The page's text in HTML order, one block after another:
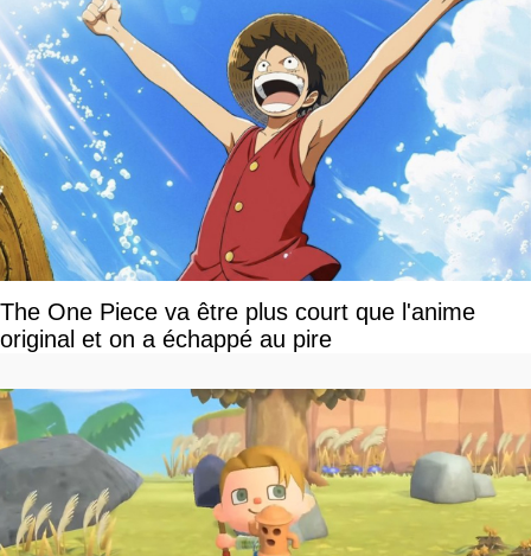
The One Piece va être plus court que l'anime
original et on a échappé au pire